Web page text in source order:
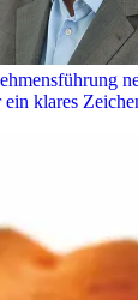
klares